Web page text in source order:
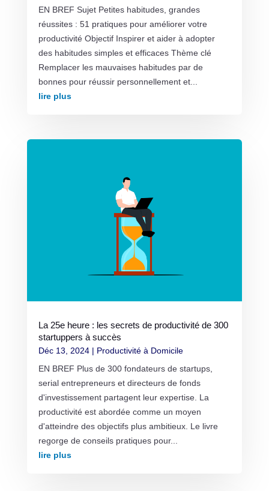
EN BREF Sujet Petites habitudes, grandes
réussites : 51 pratiques pour améliorer votre
productivité Objectif Inspirer et aider à adopter
des habitudes simples et efficaces Thème clé
Remplacer les mauvaises habitudes par de
bonnes pour réussir personnellement et...
lire plus
La 25e heure : les secrets de productivité de 300
startuppers à succès
Déc 13, 2024| Productivité à Domicile
EN BREF Plus de 300 fondateurs de startups,
serial entrepreneurs et directeurs de fonds
d'investissement partagent leur expertise. La
productivité est abordée comme un moyen
d'atteindre des objectifs plus ambitieux. Le livre
regorge de conseils pratiques pour...
lire plus